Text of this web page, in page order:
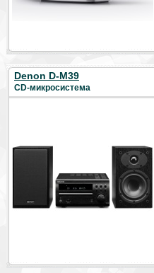
Denon D-M39
CD-микросистема